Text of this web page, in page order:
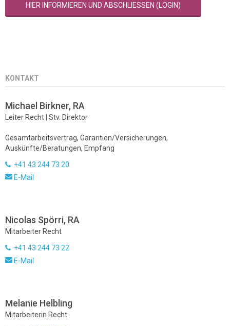
HIER INFORMIEREN UND ABSCHLIESSEN (LOGIN)
KONTAKT
Michael Birkner, RA
Leiter Recht | Stv. Direktor
Gesamtarbeitsvertrag, Garantien/Versicherungen,
Auskünfte/Beratungen, Empfang
+41 43 244 73 20
E-Mail
Nicolas Spörri, RA
Mitarbeiter Recht
+41 43 244 73 22
E-Mail
Melanie Helbling
Mitarbeiterin Recht